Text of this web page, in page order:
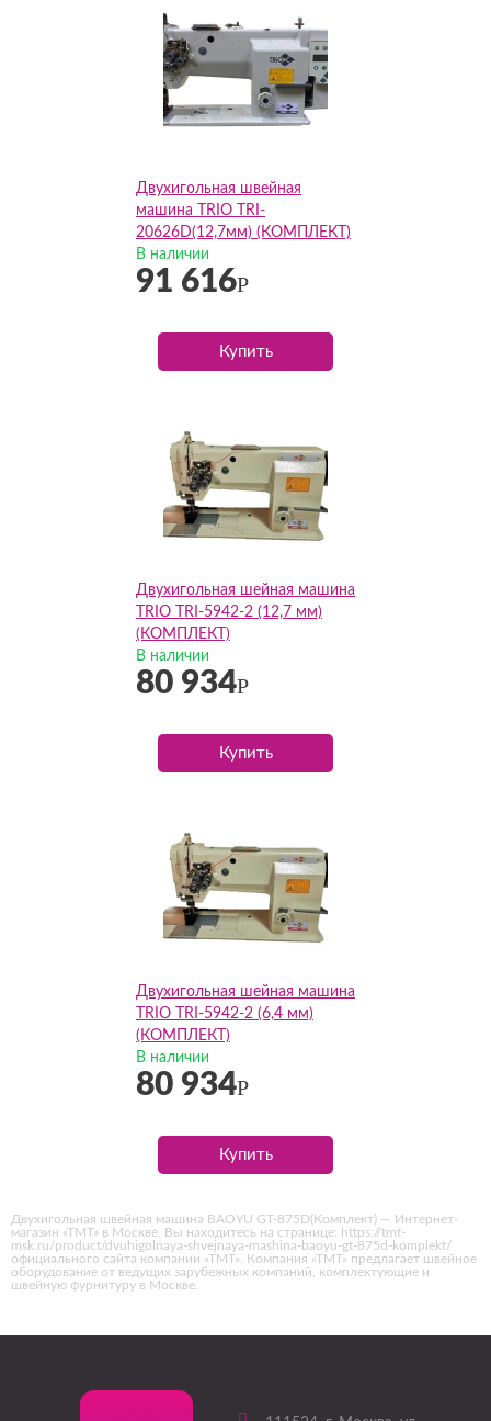
Двухигольная швейная
машина TRIO TRI-
20626D(12,7мм) (КОМПЛЕКТ)
В наличии
91 616Р
Купить
Двухигольная шейная машина
TRIO TRI-5942-2 (12,7 мм)
(КОМПЛЕКТ)
В наличии
80 934Р
Купить
Двухигольная шейная машина
TRIO TRI-5942-2 (6,4 мм)
(КОМПЛЕКТ)
В наличии
80 934Р
Купить
Двухигольная швейная машина BAOYU GT-875D(Комплект) — Интернет-
магазин «ТМТ» в Москве. Вы находитесь на странице: https://tmt-
msk.ru/product/dvuhigolnaya-shvejnaya-mashina-baoyu-gt-875d-komplekt/
официального сайта компании «ТМТ». Компания «ТМТ» предлагает швейное
оборудование от ведущих зарубежных компаний, комплектующие и
швейную фурнитуру в Москве.